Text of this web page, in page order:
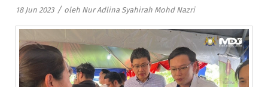
18 Jun 2023 / oleh Nur Adlina Syahirah Mohd Nazri